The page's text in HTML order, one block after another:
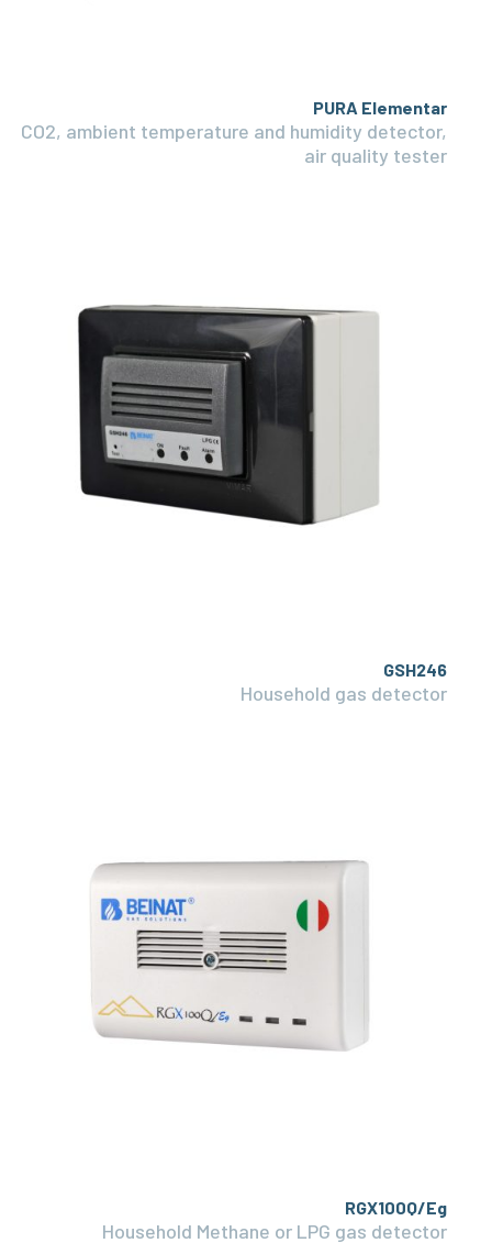
PURA Elementar
CO2, ambient temperature and humidity detector,
air quality tester
GSH246
Household gas detector
RGX100Q/Eg
Household Methane or LPG gas detector